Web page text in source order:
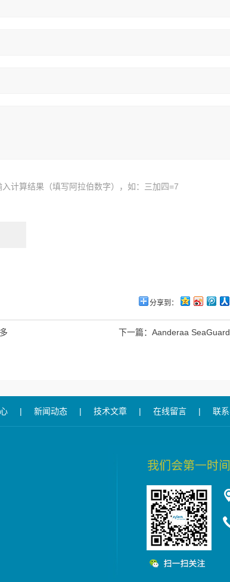
入计算结果（填写阿拉伯数字），如：三加四=7
分享到：
下一篇： Aanderaa
| 新闻动态 | 技术文章 | 在线留言 | 联